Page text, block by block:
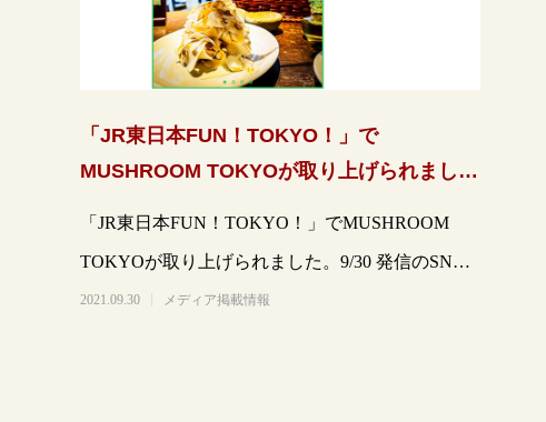
「JR東日本FUN！TOKYO！」で
MUSHROOM TOKYOが取り上げられまし
「JR東日本FUN！TOKYO！」でMUSHROOM
TOKYOが取り上げられました。9/30 発信のSNSに
より写真を抜粋して掲載しま
2021.09.30 メディア掲載情報